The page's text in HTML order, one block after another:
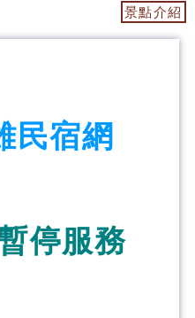
景點介紹
民宿網
停服務